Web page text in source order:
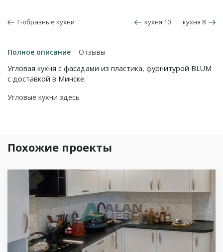
Г-образные кухни кухня 10 кухня 8
Полное описание
Отзывы
Угловая кухня с фасадами из пластика, фурнитурой BLUM
с доставкой в Минске.
Угловые кухни здесь
Похожие проекты